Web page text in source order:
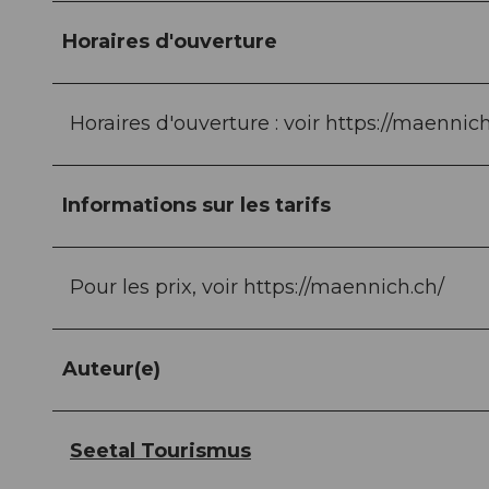
Horaires d'ouverture
Horaires d'ouverture : voir https://
Informations sur les tarifs
Pour les prix, voir https://maennich.ch/
Auteur(e)
Seetal Tourismus